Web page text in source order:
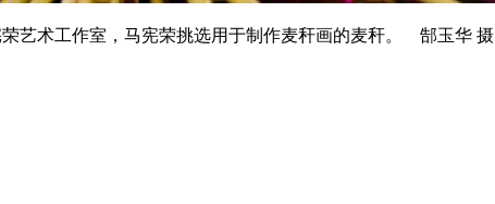
术工作室，马宪荣挑选用于制作麦秆画的麦秆。 郜玉华 摄